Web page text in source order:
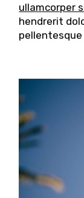
ullamcorper
hendrerit